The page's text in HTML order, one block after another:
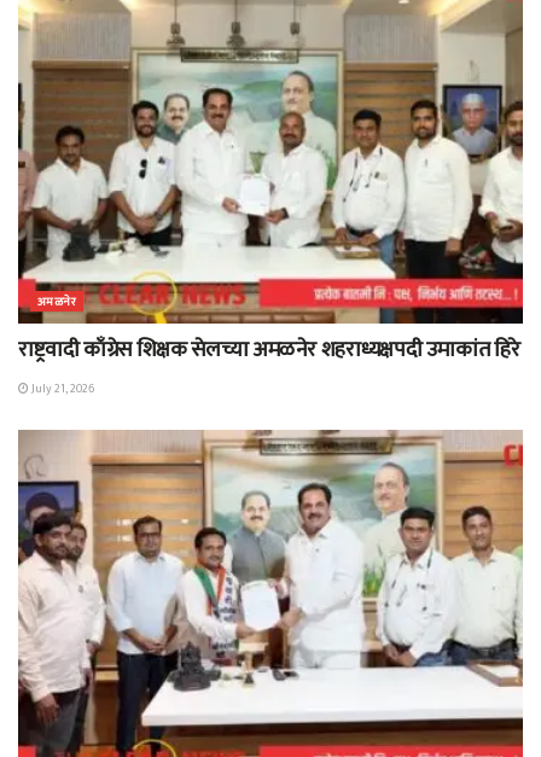
अमळनेर
राष्ट्रवादी काँग्रेस शिक्षक सेलच्या अमळनेर शहराध्यक्षपदी उमाकांत हिरे
July 21, 2026